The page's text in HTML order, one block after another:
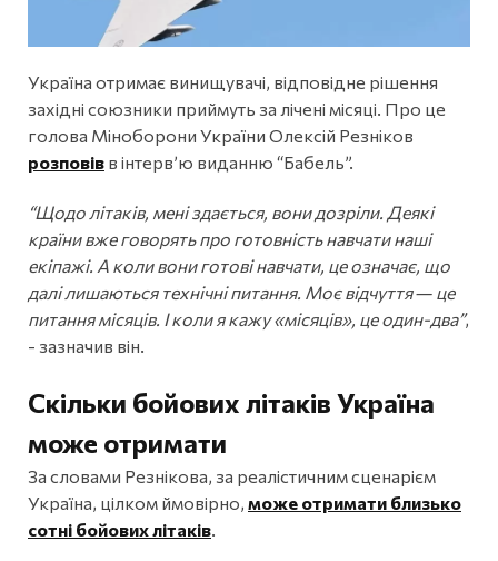
Україна отримає винищувачі, відповідне рішення
західні союзники приймуть за лічені місяці. Про це
голова Міноборони України Олексій Резніков
розповів в інтерв’ю виданню “Бабель”.
“Щодо літаків, мені здається, вони дозріли. Деякі
країни вже говорять про готовність навчати наші
екіпажі. А коли вони готові навчати, це означає, що
далі лишаються технічні питання. Моє відчуття ― це
питання місяців. І коли я кажу «місяців», це один-два”,
- зазначив він.
Скільки бойових літаків Україна
може отримати
За словами Резнікова, за реалістичним сценарієм
Україна, цілком ймовірно, може отримати близько
сотні бойових літаків